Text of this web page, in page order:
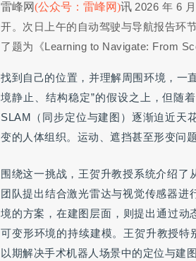
雷峰网(公众号：雷峰网)讯 2026 年 6
开。次日上午的自动驾驶与导航报告环
了题为《Learning to Navigate: From
找到自己的位置，并理解周围环境，一
境静止、结构稳定”的假设之上，但随
SLAM（同步定位与建图）逐渐迫近天
变的人体组织。运动、遮挡甚至形变问
围绕这一挑战，王贺升教授系统介绍
团队提出结合激光雷达与视觉传感器
境的方案，在建图层面，则提出通过
可变形环境的持续建模。王贺升教授特
以期解决手术机器人场景中的定位与建图